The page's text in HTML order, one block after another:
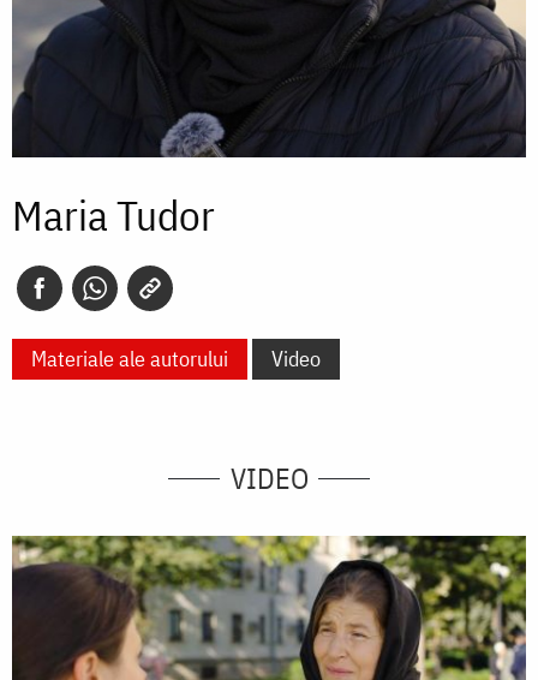
Maria Tudor
Materiale ale autorului Video
VIDEO